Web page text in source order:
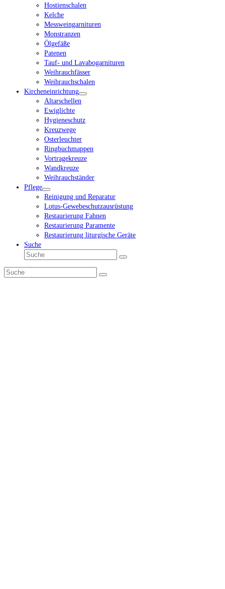
Hostienschalen
Kelche
Messweingarnituren
Monstranzen
Ölgefäße
Patenen
Tauf- und Lavabogarnituren
Weihrauchfässer
Weihrauchschalen
Kircheneinrichtung
Altarschellen
Ewiglichte
Hygieneschutz
Kreuzwege
Osterleuchter
Ringbuchmappen
Vortragekreuze
Wandkreuze
Weihrauchständer
Pflege
Reinigung und Reparatur
Lotus-Gewebeschutzausrüstung
Restaurierung Fahnen
Restaurierung Paramente
Restaurierung liturgische Geräte
Suche
Suche
Senden
Suche
Senden